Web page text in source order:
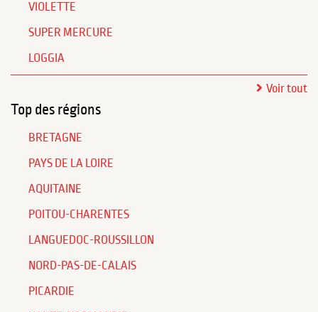
VIOLETTE
SUPER MERCURE
LOGGIA
Voir tout
Top des régions
BRETAGNE
PAYS DE LA LOIRE
AQUITAINE
POITOU-CHARENTES
LANGUEDOC-ROUSSILLON
NORD-PAS-DE-CALAIS
PICARDIE